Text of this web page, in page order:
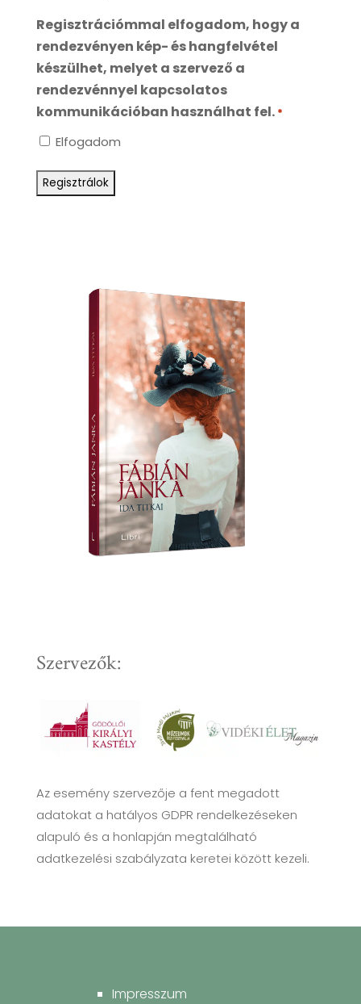
Regisztrációmmal elfogadom, hogy a
rendezvényen kép- és hangfelvétel
készülhet, melyet a szervező a
rendezvénnyel kapcsolatos
kommunikációban használhat fel. *
Elfogadom
Szervezők:
Az esemény szervezője a fent megadott
adatokat a hatályos GDPR rendelkezéseken
alapuló és a honlapján megtalálható
adatkezelési szabályzata keretei között kezeli.
Impresszum